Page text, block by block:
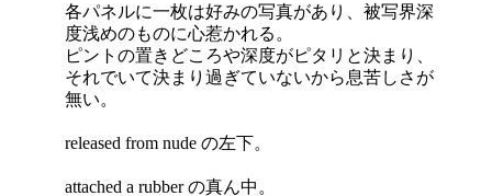
各パネルに一枚は好みの写真があり、被写界深
度浅めのものに心惹かれる。
ピントの置きどころや深度がピタリと決まり、
それでいて決まり過ぎていないから息苦しさが
無い。
released from nude の左下。
attached a rubber の真ん中。